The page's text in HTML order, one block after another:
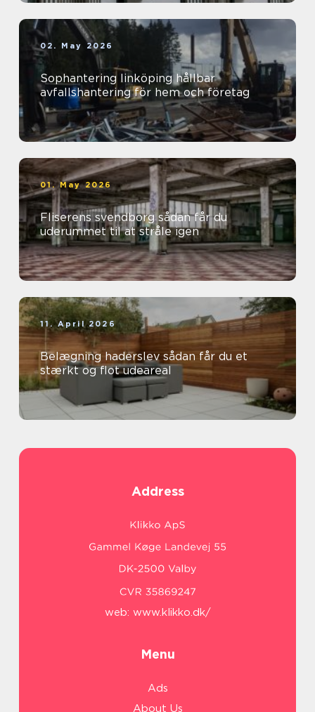
02. May 2026
Sophantering linköping hållbar
avfallshantering för hem och företag
01. May 2026
Fliserens svendborg sådan får du
uderummet til at stråle igen
11. April 2026
Belægning haderslev sådan får du et
stærkt og flot udeareal
Address
web: www.klikko.dk/
Menu
Ads
About Us